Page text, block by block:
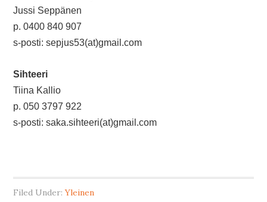
Jussi Seppänen
p. 0400 840 907
s-posti: sepjus53(at)gmail.com
Sihteeri
Tiina Kallio
p. 050 3797 922
s-posti: saka.sihteeri(at)gmail.com
Filed Under:Yleinen